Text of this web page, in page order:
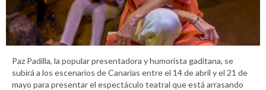
Paz Padilla, la popular presentadora y humorista gaditana, se
subirá a los escenarios de Canarias entre el 14 de abril y el 21 de
mayo para presentar el espectáculo teatral que está arrasando